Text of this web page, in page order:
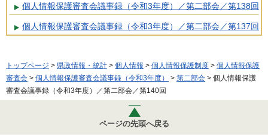
個人情報保護審査会議事録（令和3年度）／第二部会／第138回
個人情報保護審査会議事録（令和3年度）／第二部会／第137回
トップページ > 県政情報・統計 > 個人情報 > 個人情報保護制度 > 個人情報保護
審査会 > 個人情報保護審査会議事録（令和3年度） > 第二部会 > 個人情報保護
審査会議事録（令和3年度）／第二部会／第140回
ページの先頭へ戻る